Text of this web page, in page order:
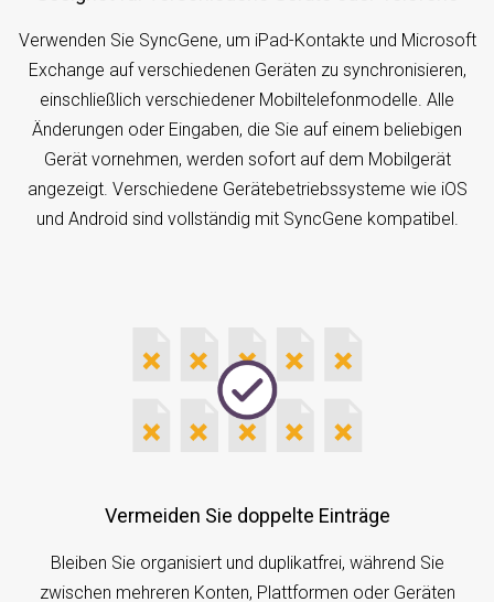
Verwenden Sie SyncGene, um iPad-Kontakte und Microsoft
Exchange auf verschiedenen Geräten zu synchronisieren,
einschließlich verschiedener Mobiltelefonmodelle. Alle
Änderungen oder Eingaben, die Sie auf einem beliebigen
Gerät vornehmen, werden sofort auf dem Mobilgerät
angezeigt. Verschiedene Gerätebetriebssysteme wie iOS
und Android sind vollständig mit SyncGene kompatibel.
Vermeiden Sie doppelte Einträge
Bleiben Sie organisiert und duplikatfrei, während Sie
zwischen mehreren Konten, Plattformen oder Geräten